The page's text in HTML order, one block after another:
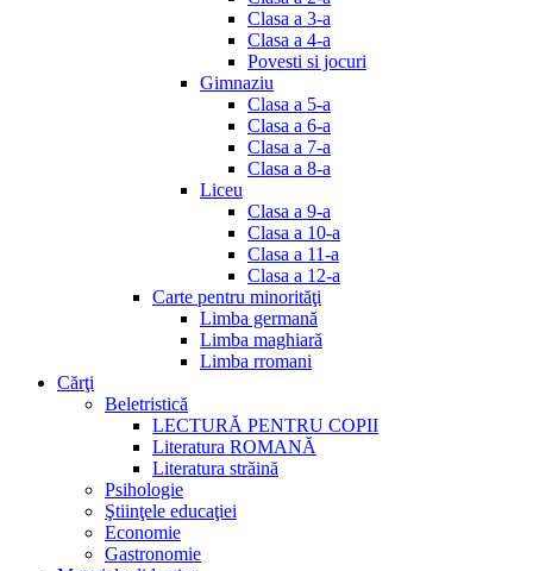
Clasa a 3-a
Clasa a 4-a
Povesti si jocuri
Gimnaziu
Clasa a 5-a
Clasa a 6-a
Clasa a 7-a
Clasa a 8-a
Liceu
Clasa a 9-a
Clasa a 10-a
Clasa a 11-a
Clasa a 12-a
Carte pentru minorităţi
Limba germană
Limba maghiară
Limba rromani
Cărţi
Beletristică
LECTURĂ PENTRU COPII
Literatura ROMANĂ
Literatura străină
Psihologie
Ştiinţele educaţiei
Economie
Gastronomie